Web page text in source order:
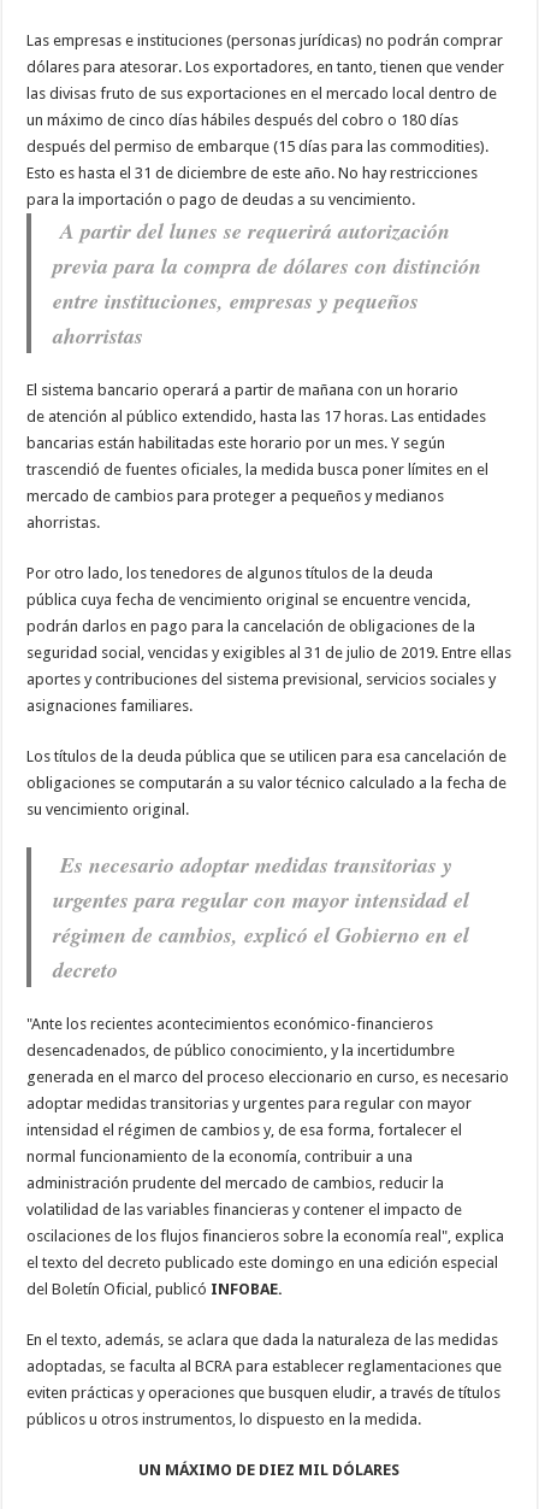
Las empresas e instituciones (personas jurídicas) no podrán comprar
dólares para atesorar. Los exportadores, en tanto, tienen que vender
las divisas fruto de sus exportaciones en el mercado local dentro de
un máximo de cinco días hábiles después del cobro o 180 días
después del permiso de embarque (15 días para las commodities).
Esto es hasta el 31 de diciembre de este año. No hay restricciones
para la importación o pago de deudas a su vencimiento.
A partir del lunes se requerirá autorización
previa para la compra de dólares con distinción
entre instituciones, empresas y pequeños
ahorristas
El sistema bancario operará a partir de mañana con un horario
de atención al público extendido, hasta las 17 horas. Las entidades
bancarias están habilitadas este horario por un mes. Y según
trascendió de fuentes oficiales, la medida busca poner límites en el
mercado de cambios para proteger a pequeños y medianos
ahorristas.
Por otro lado, los tenedores de algunos títulos de la deuda
pública cuya fecha de vencimiento original se encuentre vencida,
podrán darlos en pago para la cancelación de obligaciones de la
seguridad social, vencidas y exigibles al 31 de julio de 2019. Entre ellas
aportes y contribuciones del sistema previsional, servicios sociales y
asignaciones familiares.
Los títulos de la deuda pública que se utilicen para esa cancelación de
obligaciones se computarán a su valor técnico calculado a la fecha de
su vencimiento original.
Es necesario adoptar medidas transitorias y
urgentes para regular con mayor intensidad el
régimen de cambios, explicó el Gobierno en el
decreto
"Ante los recientes acontecimientos económico-financieros
desencadenados, de público conocimiento, y la incertidumbre
generada en el marco del proceso eleccionario en curso, es necesario
adoptar medidas transitorias y urgentes para regular con mayor
intensidad el régimen de cambios y, de esa forma, fortalecer el
normal funcionamiento de la economía, contribuir a una
administración prudente del mercado de cambios, reducir la
volatilidad de las variables financieras y contener el impacto de
oscilaciones de los flujos financieros sobre la economía real", explica
el texto del decreto publicado este domingo en una edición especial
del Boletín Oficial, publicó INFOBAE.
En el texto, además, se aclara que dada la naturaleza de las medidas
adoptadas, se faculta al BCRA para establecer reglamentaciones que
eviten prácticas y operaciones que busquen eludir, a través de títulos
públicos u otros instrumentos, lo dispuesto en la medida.
UN MÁXIMO DE DIEZ MIL DÓLARES